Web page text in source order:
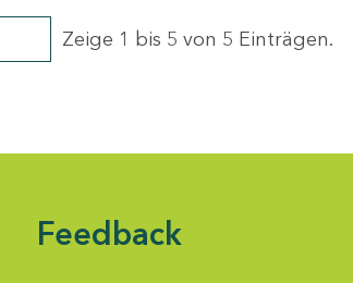
Zeige 1 bis 5 von 5 Einträgen.
Feedback